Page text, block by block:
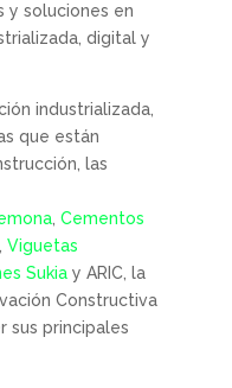
y soluciones en
digital y
industrializada,
que están
las
, Cementos
Viguetas
Sukiay ARIC, la
Constructiva
sus principales